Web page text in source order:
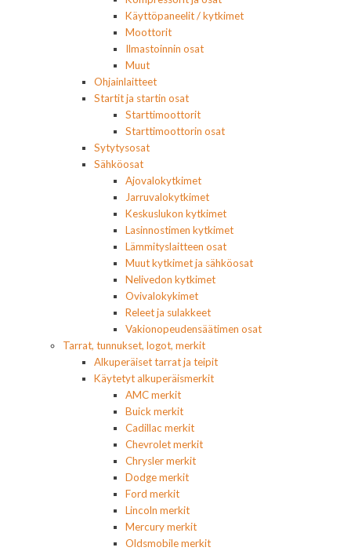
Käyttöpaneelit / kytkimet
Moottorit
Ilmastoinnin osat
Muut
Ohjainlaitteet
Startit ja startin osat
Starttimoottorit
Starttimoottorin osat
Sytytysosat
Sähköosat
Ajovalokytkimet
Jarruvalokytkimet
Keskuslukon kytkimet
Lasinnostimen kytkimet
Lämmityslaitteen osat
Muut kytkimet ja sähköosat
Nelivedon kytkimet
Ovivalokykimet
Releet ja sulakkeet
Vakionopeudensäätimen osat
Tarrat, tunnukset, logot, merkit
Alkuperäiset tarrat ja teipit
Käytetyt alkuperäismerkit
AMC merkit
Buick merkit
Cadillac merkit
Chevrolet merkit
Chrysler merkit
Dodge merkit
Ford merkit
Lincoln merkit
Mercury merkit
Oldsmobile merkit